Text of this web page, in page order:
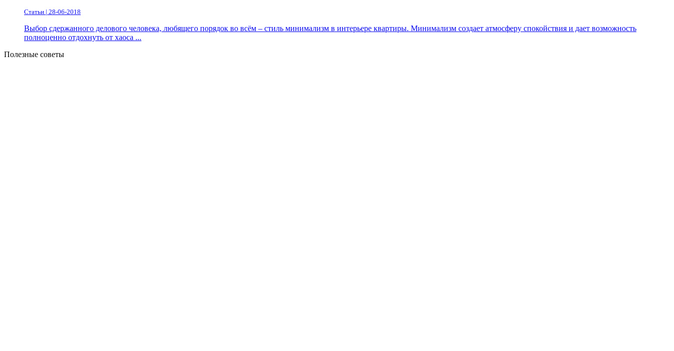
Статьи | 28-06-2018
Выбор сдержанного делового человека, любящего порядок во всём – стиль минимализм в интерьере квартиры. Минимализм создает атмосферу спокойствия и дает возможность
полноценно отдохнуть от хаоса ...
Полезные советы